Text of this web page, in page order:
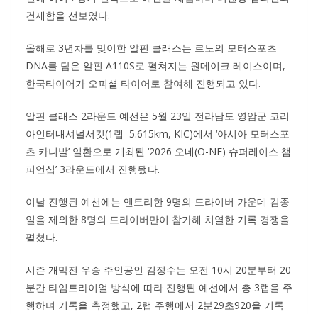
건재함을 선보였다.
올해로 3년차를 맞이한 알핀 클래스는 르노의 모터스포츠
DNA를 담은 알핀 A110S로 펼쳐지는 원메이크 레이스이며,
한국타이어가 오피셜 타이어로 참여해 진행되고 있다.
알핀 클래스 2라운드 예선은 5월 23일 전라남도 영암군 코리
아인터내셔널서킷(1랩=5.615km, KIC)에서 ‘아시아 모터스포
츠 카니발’ 일환으로 개최된 ‘2026 오네(O-NE) 슈퍼레이스 챔
피언십’ 3라운드에서 진행됐다.
이날 진행된 예선에는 엔트리한 9명의 드라이버 가운데 김종
일을 제외한 8명의 드라이버만이 참가해 치열한 기록 경쟁을
펼쳤다.
시즌 개막전 우승 주인공인 김정수는 오전 10시 20분부터 20
분간 타임트라이얼 방식에 따라 진행된 예선에서 총 3랩을 주
행하며 기록을 측정했고, 2랩 주행에서 2분29초920을 기록